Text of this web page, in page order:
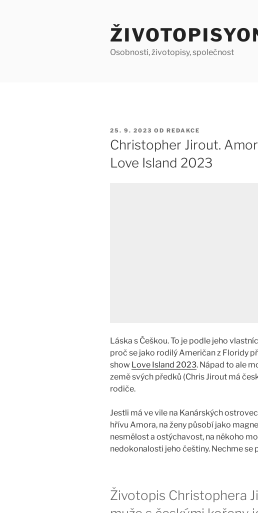
Osobnosti, životopisy, společnost
PUBLIKOVÁNO
25. 9. 2023 OD REDAKCE
Christopher Jirout.
Love Island 2023
Láska s Češkou. To je podle jeho
proč se jako rodilý Američan z Floridy
show Love Island 2023. Nápad to ale
země svých předků (Chris Jirout má
rodiče.
Jestli má ve vile na Kanárských
hřívu Amora, na ženy působí jako
nesmělost a ostýchavost, na někoho
nedokonalosti jeho češtiny. Nechme se
Životopis Christophera